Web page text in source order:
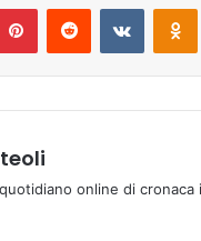
online di